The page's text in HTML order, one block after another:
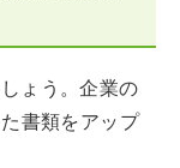
ょう。企業の
書類をアップ